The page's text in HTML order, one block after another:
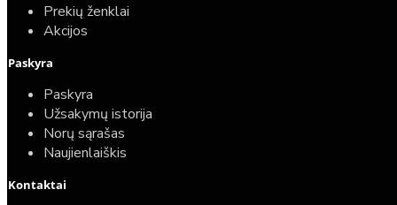
Prekių ženklai
Akcijos
Paskyra
Paskyra
Užsakymų istorija
Norų sąrašas
Naujienlaiškis
Kontaktai